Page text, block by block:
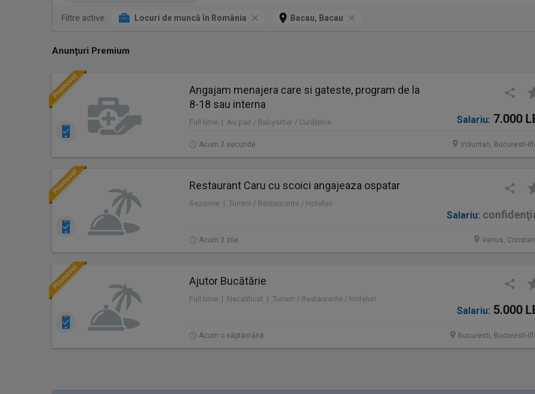
Filtre active: Locuri de muncă în România Bacau, Bacau
Anunţuri Premium
Angajam menajera care si gateste, program de la
8-18 sau interna
Full time | Au pair / Babysitter / Curăţenie Salariu: 7.000
Acum 3 secunde Voluntari, Bucuresti-
Restaurant Caru cu scoici angajeaza ospatar
Sezonier | Turism / Restaurante / Hoteluri
Salariu:
Acum 3 zile Venus,
Ajutor Bucătărie
Full time | Necalificat | Turism / Restaurante / Hoteluri
Salariu: 5.000
Acum o săptămână Bucuresti, Bucuresti-